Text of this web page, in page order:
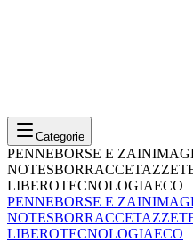
Categorie
PENNEBORSE E ZAINI
NOTESBORRACCETAZZE
LIBEROTECNOLOGIAECO
PENNEBORSE E ZAINI
NOTESBORRACCETAZZE
LIBEROTECNOLOGIAECO